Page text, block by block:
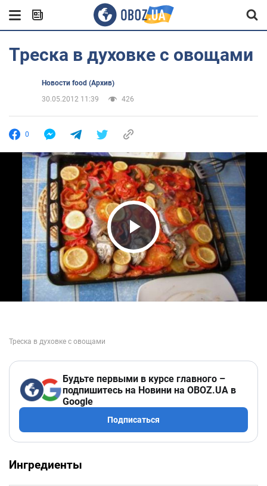
Треска в духовке с овощами
Новости food (Архив)
30.05.2012 11:39
426
0
Play Video
Будьте первыми в курсе главного –
подпишитесь на Новини на OBOZ.UA в
Google
Подписаться
Ингредиенты